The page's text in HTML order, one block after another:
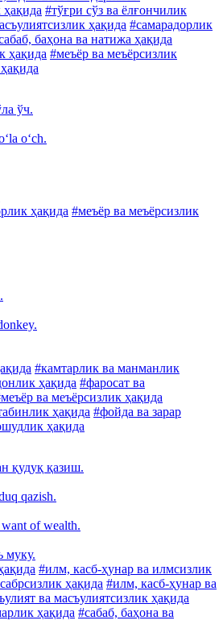
#тўғри сўз ва ёлғончилик
ҳақида #самарадорлик
баҳона ва натижа ҳақида
ҳақида #меъёр ва меъёрсизлик
ўч.
o‘ch.
ҳақида #меъёр ва меъёрсизлик
#камтарлик ва манманлик
ҳақида #фаросат ва
ва меъёрсизлик ҳақида
ҳақида #фойда ва зарар
ҳақида
қудуқ қазиш.
qazish.
of wealth.
муку.
#илм, касб-ҳунар ва илмсизлик
ҳақида #илм, касб-ҳунар ва
ва масъулиятсизлик ҳақида
ҳақида #сабаб, баҳона ва